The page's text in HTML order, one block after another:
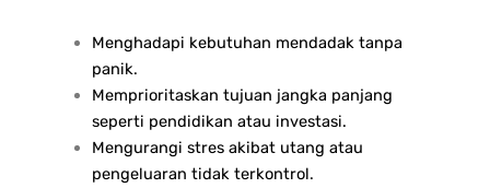
Menghadapi kebutuhan mendadak tanpa
panik.
Memprioritaskan tujuan jangka panjang
seperti pendidikan atau investasi.
Mengurangi stres akibat utang atau
pengeluaran tidak terkontrol.